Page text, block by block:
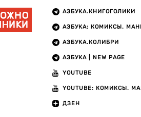
АЗБУКА.КНИГОГОЛИКИ
АЗБУКА: КОМИКСЫ.
АЗБУКА.КОЛИБРИ
АЗБУКА | NEW PAGE
YOUTUBE
YOUTUBE: КОМИКСЫ.
ДЗЕН